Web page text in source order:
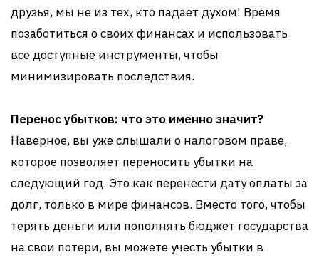
друзья, мы не из тех, кто падает духом! Время
позаботиться о своих финансах и использовать
все доступные инструменты, чтобы
минимизировать последствия.
Перенос убытков: что это именно значит?
Наверное, вы уже слышали о налоговом праве,
которое позволяет переносить убытки на
следующий год. Это как перенести дату оплаты за
долг, только в мире финансов. Вместо того, чтобы
терять деньги или пополнять бюджет государства
на свои потери, вы можете учесть убытки в